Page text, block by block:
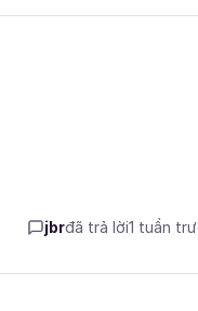
jbrđã trả lời1 tuần